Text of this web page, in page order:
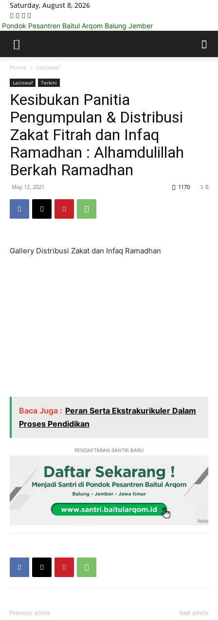
Saturday, August 8, 2026
Pondok Pesantren Baitul Arqom Balung Jember
Home Laziswaf
Laziswaf Terkini
Kesibukan Panitia
Pengumpulan & Distribusi
Zakat Fitrah dan Infaq
Ramadhan : Alhamdulillah
Berkah Ramadhan
May 12, 2021 0
1170
Gallery Distribusi Zakat dan Infaq Ramadhan
Baca Juga : Peran Serta Ekstrakurikuler Dalam
Proses Pendidikan
PENDAFTARAN SANTRI BARU
Previous article Next article